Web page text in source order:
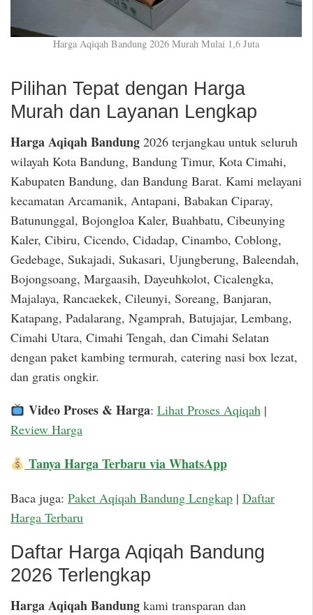
Harga Aqiqah Bandung 2026 Murah Mulai 1,6 Juta
Pilihan Tepat dengan Harga
Murah dan Layanan Lengkap
Harga Aqiqah Bandung 2026 terjangkau untuk seluruh
wilayah Kota Bandung, Bandung Timur, Kota Cimahi,
Kabupaten Bandung, dan Bandung Barat. Kami melayani
kecamatan Arcamanik, Antapani, Babakan Ciparay,
Batununggal, Bojongloa Kaler, Buahbatu, Cibeunying
Kaler, Cibiru, Cicendo, Cidadap, Cinambo, Coblong,
Gedebage, Sukajadi, Sukasari, Ujungberung, Baleendah,
Bojongsoang, Margaasih, Dayeuhkolot, Cicalengka,
Majalaya, Rancaekek, Cileunyi, Soreang, Banjaran,
Katapang, Padalarang, Ngamprah, Batujajar, Lembang,
Cimahi Utara, Cimahi Tengah, dan Cimahi Selatan
dengan paket kambing termurah, catering nasi box lezat,
dan gratis ongkir.
Video Proses & Harga: Lihat Proses Aqiqah|
Review Harga
Tanya Harga Terbaru via WhatsApp
Baca juga: Paket Aqiqah Bandung Lengkap | Daftar
Harga Terbaru
Daftar Harga Aqiqah Bandung
2026 Terlengkap
Harga Aqiqah Bandung kami transparan dan